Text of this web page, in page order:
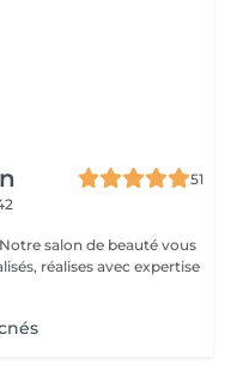
51
salon de beauté vous
réalises avec expertise